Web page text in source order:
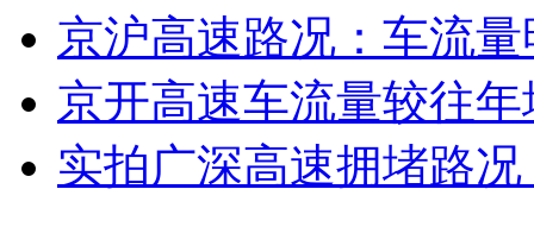
司机酒驾遇交警 急速倒车逃窜
京沪高速路况：车流
京开高速车流量较往年
实拍广深高速拥堵路